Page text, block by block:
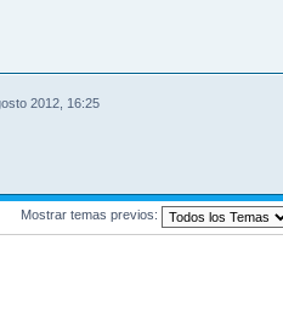
2012, 16:25
Mostrar temas previos: